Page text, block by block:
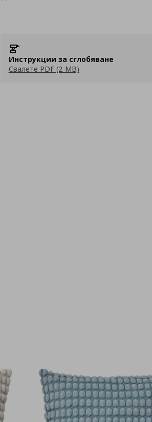
Инструкции за сглобяване
Свалете PDF (2 MB)